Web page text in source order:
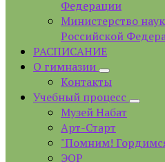
Федерации
Министерство
Российской
РАСПИСАНИЕ
О гимназии
Контакты
Учебный процесс
Музей Набат
Арт-Старт
"Помним!
ЭОР